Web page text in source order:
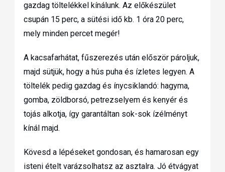
gazdag töltelékkel kínálunk. Az előkészület
csupán 15 perc, a sütési idő kb. 1 óra 20 perc,
mely minden percet megér!
A kacsafarhátat, fűszerezés után először pároljuk,
majd sütjük, hogy a hús puha és ízletes legyen. A
töltelék pedig gazdag és ínycsiklandó: hagyma,
gomba, zöldborsó, petrezselyem és kenyér és
tojás alkotja, így garantáltan sok-sok ízélményt
kínál majd.
Kövesd a lépéseket gondosan, és hamarosan egy
isteni ételt varázsolhatsz az asztalra. Jó étvágyat